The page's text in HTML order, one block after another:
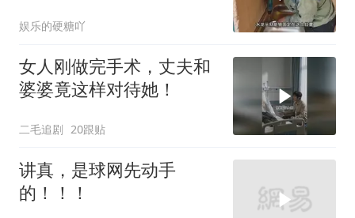
娱乐的硬糖吖
女人刚做完手术，丈夫和
婆婆竟这样对待她！
二毛追剧 20跟贴
讲真，是球网先动手
的！！！